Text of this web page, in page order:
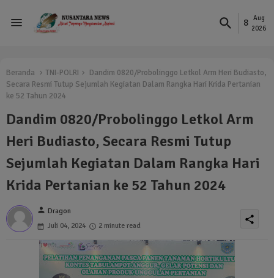
8
Aug
2026
Beranda TNI-POLRI
Dandim 0820/Probolinggo Letkol Arm Heri Budiasto,
Secara Resmi Tutup Sejumlah Kegiatan Dalam Rangka Hari Krida Pertanian
ke 52 Tahun 2024
Dandim 0820/Probolinggo Letkol Arm
Heri Budiasto, Secara Resmi Tutup
Sejumlah Kegiatan Dalam Rangka Hari
Krida Pertanian ke 52 Tahun 2024
person Dragon
Juli 04, 2024
2 minute read
share